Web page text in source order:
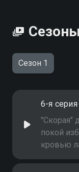
Сезон 1
6-я серия
"Скорая"
покой
кровью